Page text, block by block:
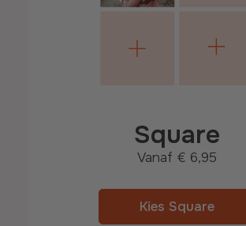
Square
Vanaf € 6,95
Kies Square